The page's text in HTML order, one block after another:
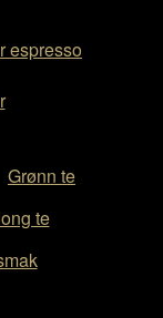
espresso
Grønn te
te